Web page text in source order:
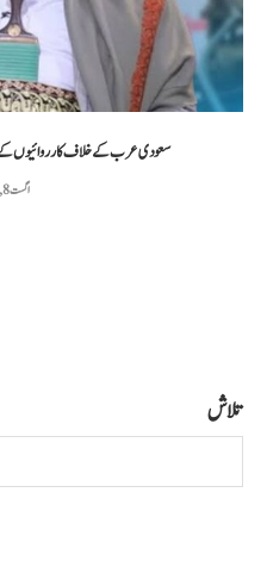
سعودی عرب کے خلاف کارروائیوں
اگست 8, 2026
تلاش